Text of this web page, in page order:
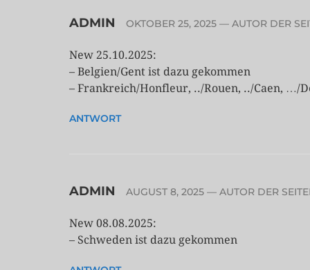
ADMIN OKTOBER 25, 2025 — AUTOR DER
New 25.10.2025:
– Belgien/Gent ist dazu gekommen
– Frankreich/Honfleur, ../Rouen, ../Caen, …/
ANTWORT
ADMIN AUGUST 8, 2025 — AUTOR DER
New 08.08.2025:
– Schweden ist dazu gekommen